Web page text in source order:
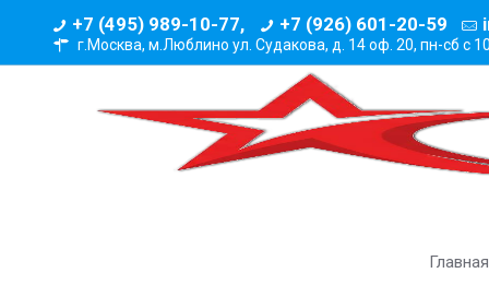
+7 (495) 989-10-77, +7 (926) 601-20-59
г.Москва, м.Люблино ул. Судакова, д. 14 оф. 20, пн-сб с
Главная